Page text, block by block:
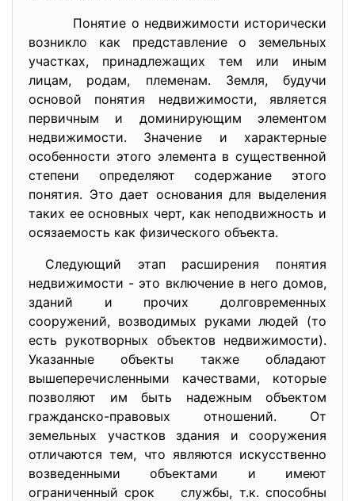
Понятие о недвижимости исторически
возникло как представление о земельных
участках, принадлежащих тем или иным
лицам, родам, племенам. Земля, будучи
основой понятия недвижимости, является
первичным и доминирующим элементом
недвижимости. Значение и характерные
особенности этого элемента в существенной
степени определяют содержание этого
понятия. Это дает основания для выделения
таких ее основных черт, как неподвижность и
осязаемость как физического объекта.
Следующий этап расширения понятия
недвижимости - это включение в него домов,
зданий и прочих долговременных
сооружений, возводимых руками людей (то
есть рукотворных объектов недвижимости).
Указанные объекты также обладают
вышеперечисленными качествами, которые
позволяют им быть надежным объектом
гражданско-правовых отношений. От
земельных участков здания и сооружения
отличаются тем, что являются искусственно
возведенными объектами и имеют
ограниченный срок службы, т.к. способны